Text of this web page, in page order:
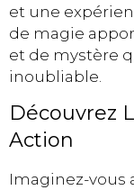
et une
de magie
et de mystère
inoubliable.
Découvrez
Action
Imaginez-vous